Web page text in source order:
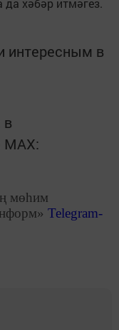
хәбәр итмәгез.
интересным в
в
MАХ:
мөһим
Telegram-